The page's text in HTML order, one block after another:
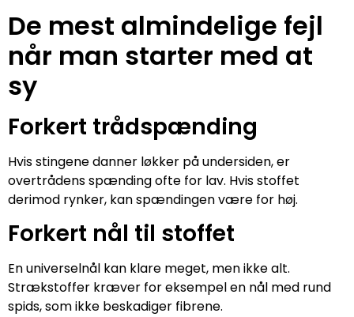
De mest almindelige fejl
når man starter med at
sy
Forkert trådspænding
Hvis stingene danner løkker på undersiden, er
overtrådens spænding ofte for lav. Hvis stoffet
derimod rynker, kan spændingen være for høj.
Forkert nål til stoffet
En universelnål kan klare meget, men ikke alt.
Strækstoffer kræver for eksempel en nål med rund
spids, som ikke beskadiger fibrene.